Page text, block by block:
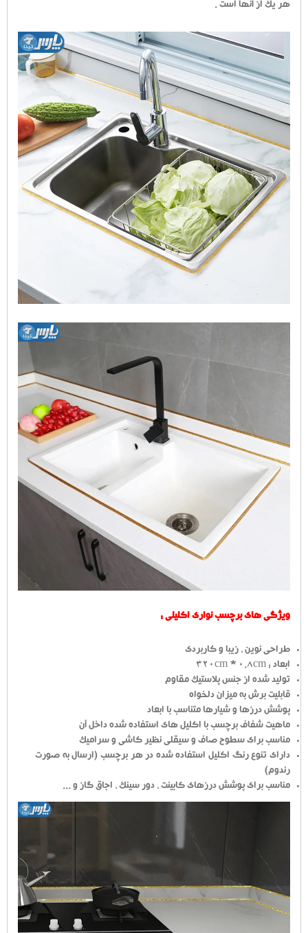
هر یک از آنها است .
ویژگی های برچسب نواری اکلیلی :
طراحی نوین ، زیبا و کاربردی
ابعاد : 320cm * 0.8cm
تولید شده از جنس پلاستیک مقاوم
قابلیت برش به میزان دلخواه
پوشش درزها و شیارها متناسب با ابعاد
ماهیت شفاف برچسب با اکلیل های استفاده شده داخل آن
مناسب برای سطوح صاف و سیقلی نظیر کاشی و سرامیک
دارای تنوع رنگ اکلیل استفاده شده در هر برچسب (ارسال به صورت
رندوم)
مناسب برای پوشش درزهای کابینت ، دور سینک ، اجاق گاز و ...